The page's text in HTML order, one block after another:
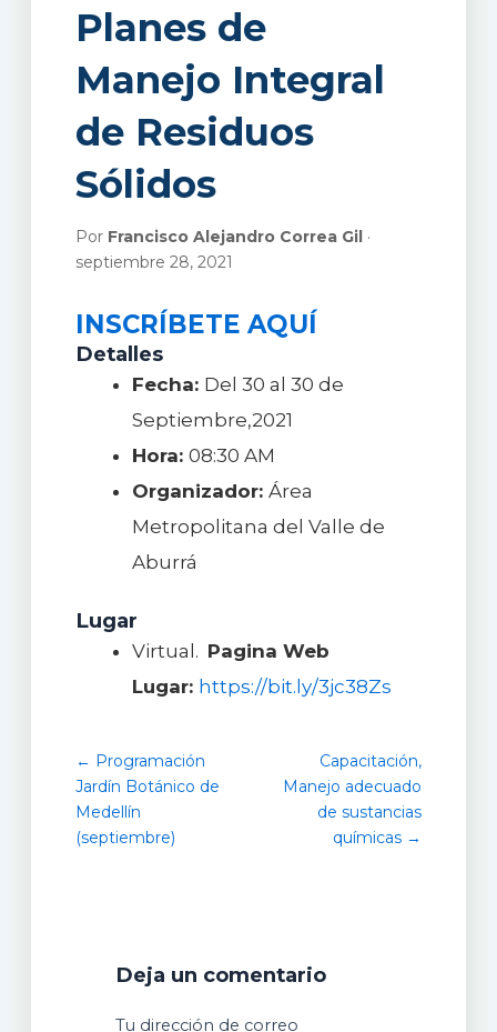
Planes de
Manejo Integral
de Residuos
Sólidos
Por Francisco Alejandro Correa Gil·
septiembre 28, 2021
INSC​RÍBETE AQUÍ​
Detalles
Fecha: Del 30 al 30 de
Septiembre,2021
Hora: 08:30 AM
Organizador: Área
Metropolitana del Valle de
Aburrá
Lugar
Virtual. Pagina Web
Lugar: https://bit.ly/3jc38Zs
← Programación
Jardín Botánico de
Medellín
(septiembre)
Capacitación,
Manejo adecuado
de sustancias
químicas →
Deja un comentario
Tu dirección de correo